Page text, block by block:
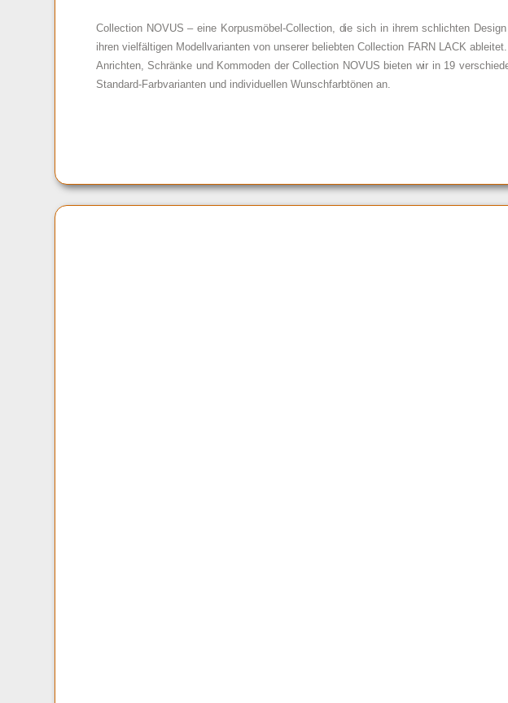
Collection NOVUS – eine Korpusmöbel-Collection, die sich in ihrem schlichten Design
ihren vielfältigen Modellvarianten von unserer beliebten Collection FARN LACK
Anrichten, Schränke und Kommoden der Collection NOVUS bieten wir in 19
Standard-Farbvarianten und individuellen Wunschfarbtönen an.